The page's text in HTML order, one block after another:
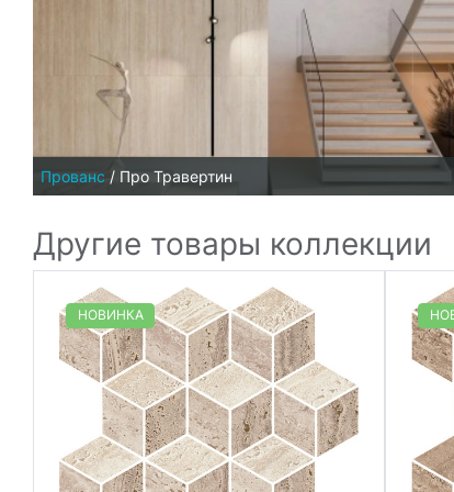
Прованс / Про Травертин
Другие товары коллекции
НОВИНКА